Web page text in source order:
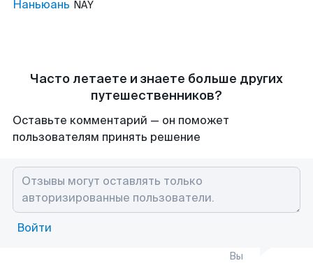
Наньюань NAY
Часто летаете и знаете больше других
путешественников?
Оставьте комментарий — он поможет
пользователям принять решение
Войти
Вы